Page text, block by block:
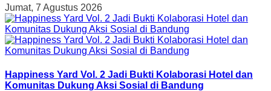
Jumat, 7 Agustus 2026
Happiness Yard Vol. 2 Jadi Bukti Kolaborasi Hotel dan
Komunitas Dukung Aksi Sosial di Bandung